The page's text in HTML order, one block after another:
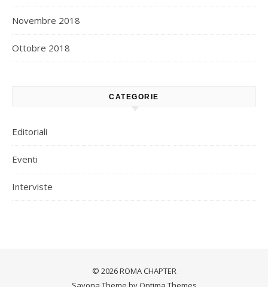
Novembre 2018
Ottobre 2018
CATEGORIE
Editoriali
Eventi
Interviste
© 2026 ROMA CHAPTER